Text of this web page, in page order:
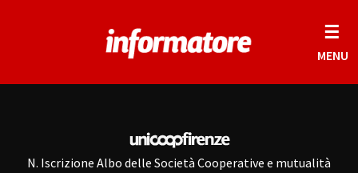
☰
MENU
N. Iscrizione Albo delle Società Cooperative e mutualità